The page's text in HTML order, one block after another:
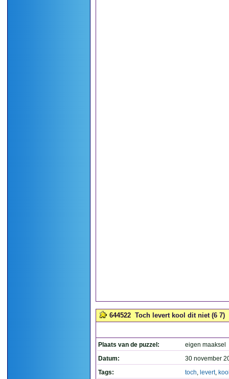
644522 Toch levert kool dit niet (6 7)
Plaats van de puzzel:
eigen maaksel
Datum:
30 november
Tags:
toch, levert,